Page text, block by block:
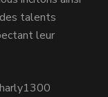
talents
leur